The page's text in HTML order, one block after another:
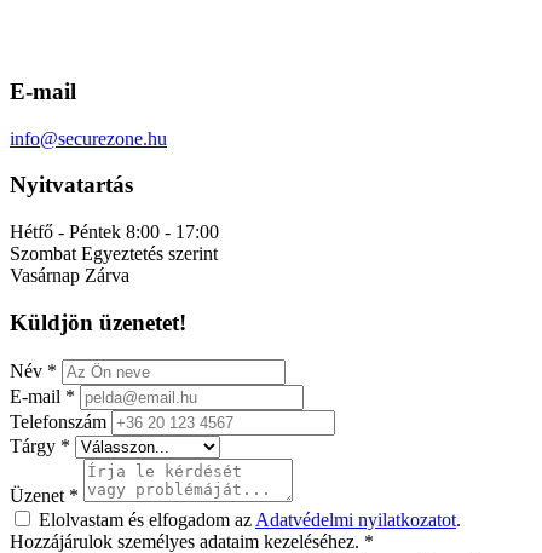
E-mail
info@securezone.hu
Nyitvatartás
Hétfő - Péntek 8:00 - 17:00
Szombat Egyeztetés szerint
Vasárnap Zárva
Küldjön üzenetet!
Név *
E-mail *
Telefonszám
Tárgy *
Üzenet *
Elolvastam és elfogadom az Adatvédelmi nyilatkozatot.
Hozzájárulok személyes adataim kezeléséhez. *